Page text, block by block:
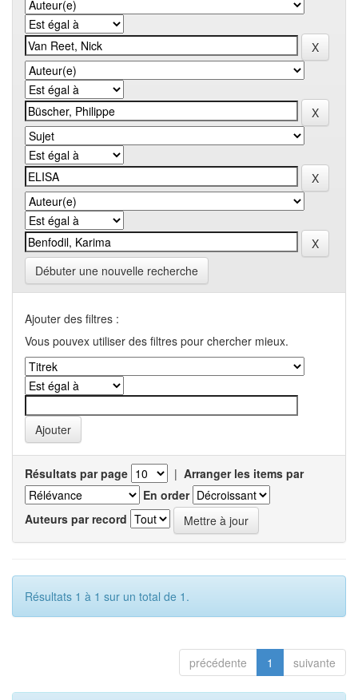
Débuter une nouvelle recherche
Ajouter des filtres :
Vous pouvex utiliser des filtres pour chercher mieux.
Résultats par page | Arranger les items par
En order
Auteurs par record
Résultats 1 à 1 sur un total de 1.
précédente 1 suivante